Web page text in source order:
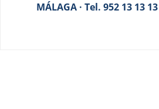
MÁLAGA · Tel. 952 13 13